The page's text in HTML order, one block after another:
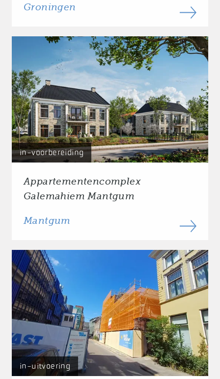
Groningen
in-voorbereiding
Appartementencomplex
Galemahiem Mantgum
Mantgum
in-uitvoering